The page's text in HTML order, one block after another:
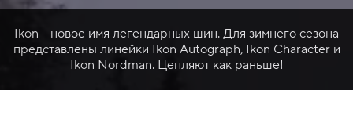
Ikon - новое имя легендарных шин. Для зимнего сезона
представлены линейки Ikon Autograph, Ikon Character и
Ikon Nordman. Цепляют как раньше!